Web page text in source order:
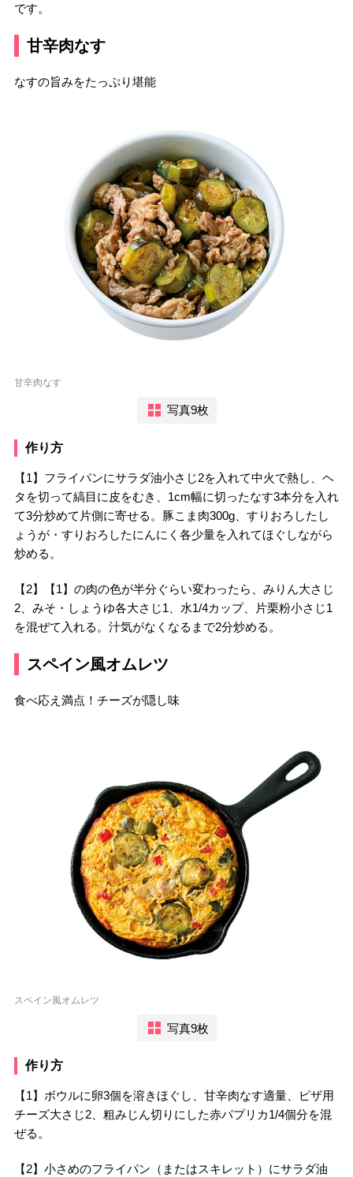
です。
甘辛肉なす
なすの旨みをたっぷり堪能
甘辛肉なす
写真9枚
作り方
【1】フライパンにサラダ油小さじ2を入れて中火で熱し、ヘ
タを切って縞目に皮をむき、1cm幅に切ったなす3本分を入れ
て3分炒めて片側に寄せる。豚こま肉300g、すりおろしたし
ょうが・すりおろしたにんにく各少量を入れてほぐしながら
炒める。
【2】【1】の肉の色が半分ぐらい変わったら、みりん大さじ
2、みそ・しょうゆ各大さじ1、水1/4カップ、片栗粉小さじ1
を混ぜて入れる。汁気がなくなるまで2分炒める。
スペイン風オムレツ
食べ応え満点！チーズが隠し味
スペイン風オムレツ
写真9枚
作り方
【1】ボウルに卵3個を溶きほぐし、甘辛肉なす適量、ピザ用
チーズ大さじ2、粗みじん切りにした赤パプリカ1/4個分を混
ぜる。
【2】小さめのフライパン（またはスキレット）にサラダ油